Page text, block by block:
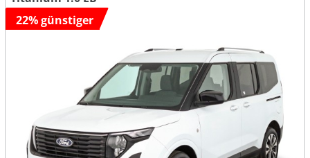
22% günstiger